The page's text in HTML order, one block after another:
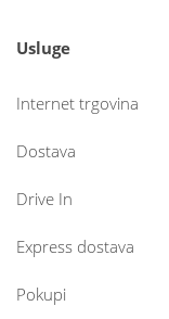
Usluge
Internet trgovina
Dostava
Drive In
Express dostava
Pokupi